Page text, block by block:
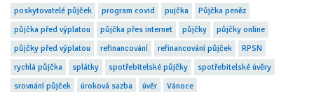
poskytovatelé půjček
program covid pujčka
Půjčka peněz
půjčka před výplatou
půjčka přes internet půjčky
půjčky online
půjčky před výplatou
refinancování refinancování půjček
RPSN
rychlá půjčka
splátky spotřebitelské půjčky
spotřebitelské úvěry
srovnání půjček
úroková sazba úvěr
Vánoce